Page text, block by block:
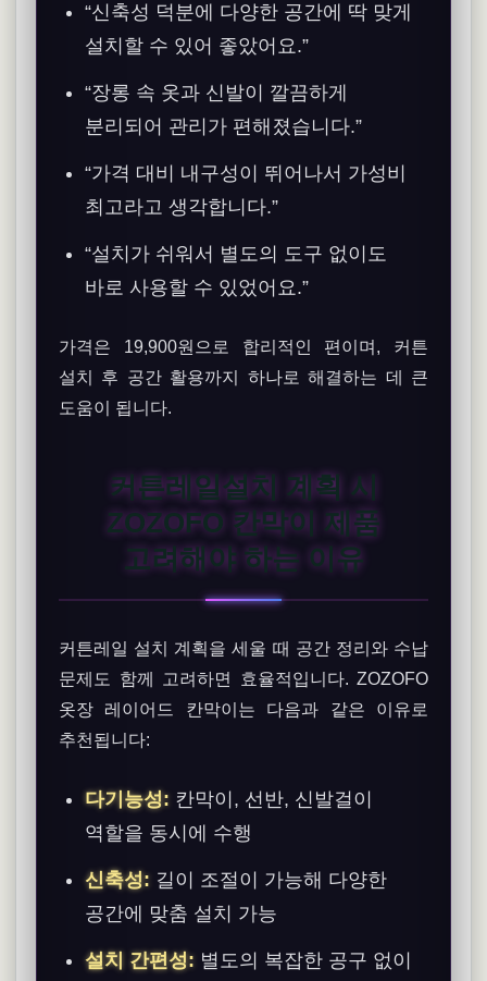
“신축성 덕분에 다양한 공간에 딱 맞게
설치할 수 있어 좋았어요.”
“장롱 속 옷과 신발이 깔끔하게
분리되어 관리가 편해졌습니다.”
“가격 대비 내구성이 뛰어나서 가성비
최고라고 생각합니다.”
“설치가 쉬워서 별도의 도구 없이도
바로 사용할 수 있었어요.”
가격은 19,900원으로 합리적인 편이며, 커튼
설치 후 공간 활용까지 하나로 해결하는 데 큰
도움이 됩니다.
커튼레일설치 계획 시
ZOZOFO 칸막이 제품
고려해야 하는 이유
커튼레일 설치 계획을 세울 때 공간 정리와 수납
문제도 함께 고려하면 효율적입니다. ZOZOFO
옷장 레이어드 칸막이는 다음과 같은 이유로
추천됩니다:
다기능성: 칸막이, 선반, 신발걸이
역할을 동시에 수행
신축성: 길이 조절이 가능해 다양한
공간에 맞춤 설치 가능
설치 간편성: 별도의 복잡한 공구 없이